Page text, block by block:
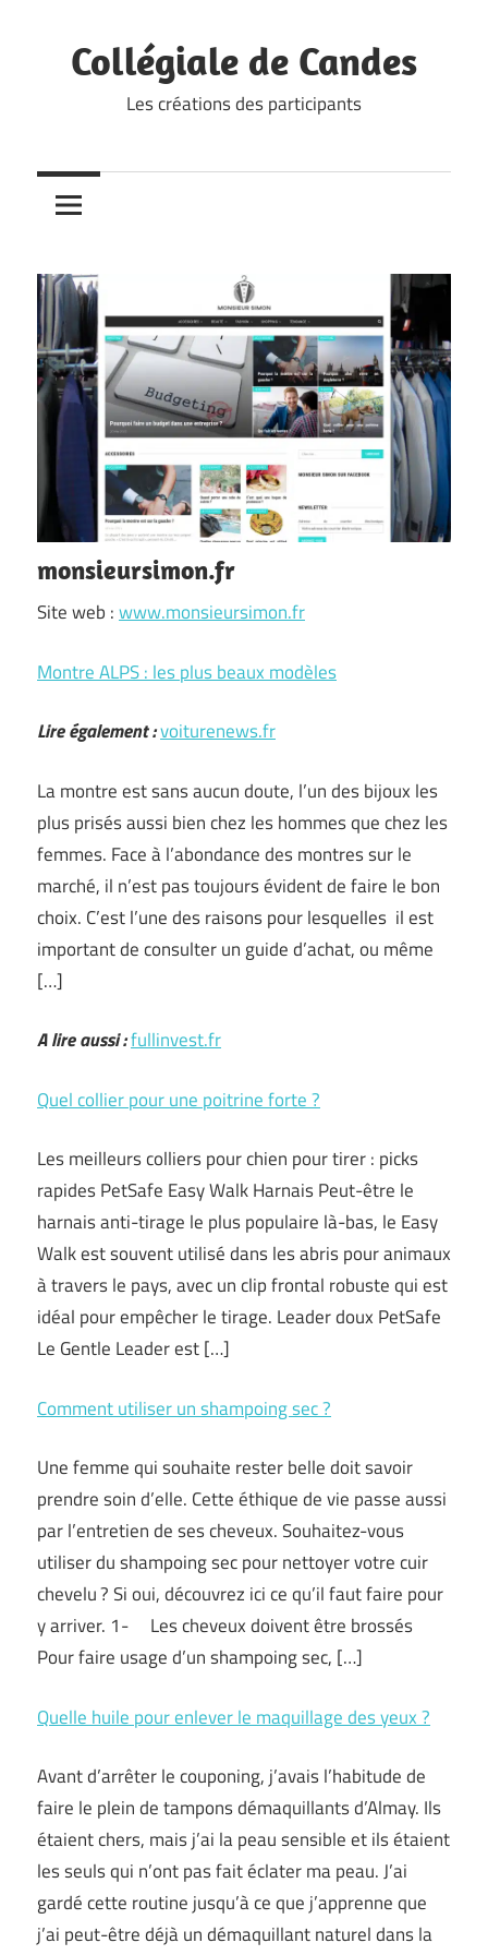
contentCollégiale de Candes
Les créations des participants
monsieursimon.fr
Site web :www.monsieursimon.fr
Montre ALPS : les plus beaux modèles
Lire également :voiturenews.fr
La montre est sans aucun doute, l’un des bijoux les
plus prisés aussi bien chez les hommes que chez les
femmes. Face à l’abondance des montres sur le
marché, il n’est pas toujours évident de faire le bon
choix. C’est l’une des raisons pour lesquelles il est
important de consulter un guide d’achat, ou même
[…]
A lire aussi :fullinvest.fr
Quel collier pour une poitrine forte ?
Les meilleurs colliers pour chien pour tirer : picks
rapides PetSafe Easy Walk Harnais Peut-être le
harnais anti-tirage le plus populaire là-bas, le Easy
Walk est souvent utilisé dans les abris pour animaux
à travers le pays, avec un clip frontal robuste qui est
idéal pour empêcher le tirage. Leader doux PetSafe
Le Gentle Leader est […]
Comment utiliser un shampoing sec ?
Une femme qui souhaite rester belle doit savoir
prendre soin d’elle. Cette éthique de vie passe aussi
par l’entretien de ses cheveux. Souhaitez-vous
utiliser du shampoing sec pour nettoyer votre cuir
chevelu ? Si oui, découvrez ici ce qu’il faut faire pour
y arriver. 1- Les cheveux doivent être brossés
Pour faire usage d’un shampoing sec, […]
Quelle huile pour enlever le maquillage des yeux ?
Avant d’arrêter le couponing, j’avais l’habitude de
faire le plein de tampons démaquillants d’Almay. Ils
étaient chers, mais j’ai la peau sensible et ils étaient
les seuls qui n’ont pas fait éclater ma peau. J’ai
gardé cette routine jusqu’à ce que j’apprenne que
j’ai peut-être déjà un démaquillant naturel dans la